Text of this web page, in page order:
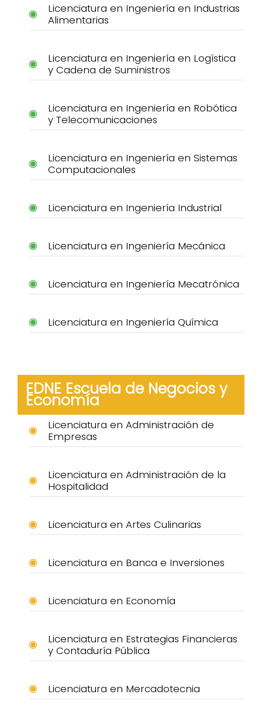
Licenciatura en Ingeniería en Industrias
Alimentarias
Licenciatura en Ingeniería en Logística
y Cadena de Suministros
Licenciatura en Ingeniería en Robótica
y Telecomunicaciones
Licenciatura en Ingeniería en Sistemas
Computacionales
Licenciatura en Ingeniería Industrial
Licenciatura en Ingeniería Mecánica
Licenciatura en Ingeniería Mecatrónica
Licenciatura en Ingeniería Química
EDNE Escuela de Negocios y
Economía
Licenciatura en Administración de
Empresas
Licenciatura en Administración de la
Hospitalidad
Licenciatura en Artes Culinarias
Licenciatura en Banca e Inversiones
Licenciatura en Economía
Licenciatura en Estrategias Financieras
y Contaduría Pública
Licenciatura en Mercadotecnia